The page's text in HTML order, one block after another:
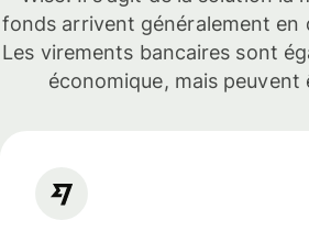
fonds arrivent généralement en
Les virements bancaires sont
économique, mais peuvent